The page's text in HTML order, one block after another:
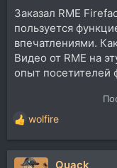
Заказал RME
пользуется
впечатлениями.
Видео от RME на
опыт посетителей
Р
е
а
к
wolfire
Quack